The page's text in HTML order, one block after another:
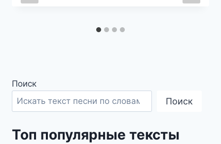
Поиск
Поиск
Топ популярные тексты